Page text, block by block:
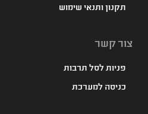
תקנון ותנאי שימוש
צור קשר
פניות לסל תרבות
כניסה למערכת